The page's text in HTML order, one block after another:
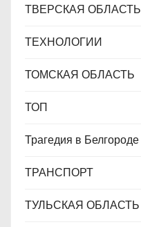
ТВЕРСКАЯ ОБЛАСТЬ
ТЕХНОЛОГИИ
ТОМСКАЯ ОБЛАСТЬ
ТОП
Трагедия в Белгороде
ТРАНСПОРТ
ТУЛЬСКАЯ ОБЛАСТЬ